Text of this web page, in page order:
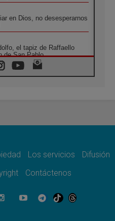
en Dios, no desesperarnos
el tapiz de Raffaello
de San Pablo
paz no se compra con una
de Genazzano
Apostólico de Calapán
diócesis
Los servicios
Difusión
Contáctenos